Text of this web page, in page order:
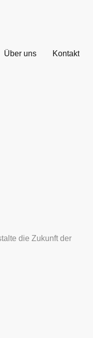
Über uns Kontakt
die Zukunft der